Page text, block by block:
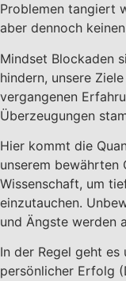
Problemen tangiert
aber dennoch
Mindset Blockaden
hindern, unsere
vergangenen
Überzeugungen
Hier kommt die
unserem bewährten
Wissenschaft, um
einzutauchen.
und Ängste werden
In der Regel geht
persönlicher Erfolg